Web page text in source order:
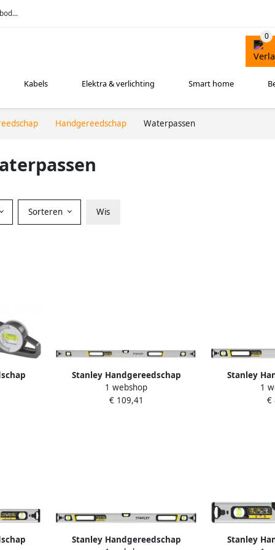
Kabels Elektra & verlichting Smart home
Handgereedschap Waterpassen
Sorteren Wis
|
Stanley Handgereedschap
FATMAX Waterpas Boxbeam
Xtreme Magnetisch 120cm
1 webshop
€ 109,41
Stanley
FATMAX
Xtreme
1
€
Stanley Handgereedschap
Stanley